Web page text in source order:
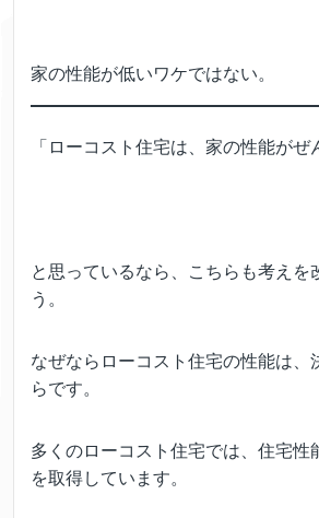
家の性能が低いワケではない。
「ローコスト住宅は、家の性能がぜ
と思っているなら、こちらも考えを
う。
なぜならローコスト住宅の性能は、
らです。
多くのローコスト住宅では、住宅性
を取得しています。